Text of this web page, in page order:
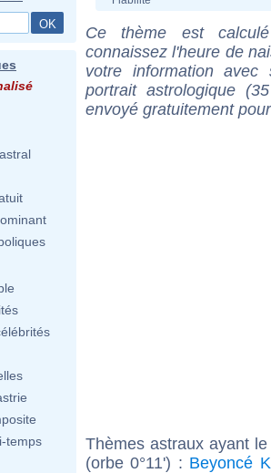
temps
Ce thème est
connaissez l'heure de
votre information
portrait astrologique
envoyé gratuitement
Thèmes astraux ayant
(orbe 0°11') : Beyoncé